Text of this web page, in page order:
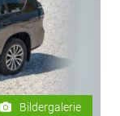
Bildergalerie